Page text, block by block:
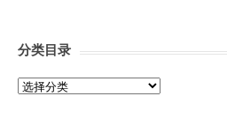
分类目录
分